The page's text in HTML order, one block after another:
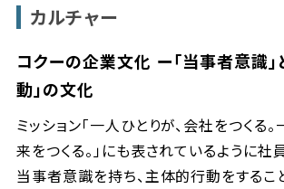
カルチャー
コクーの企業文化 ー「当事者意識」
動」の文化
ミッション「一人ひとりが、会社をつくる
来をつくる。」にも表されているように社
当事者意識を持ち、主体的行動をするこ